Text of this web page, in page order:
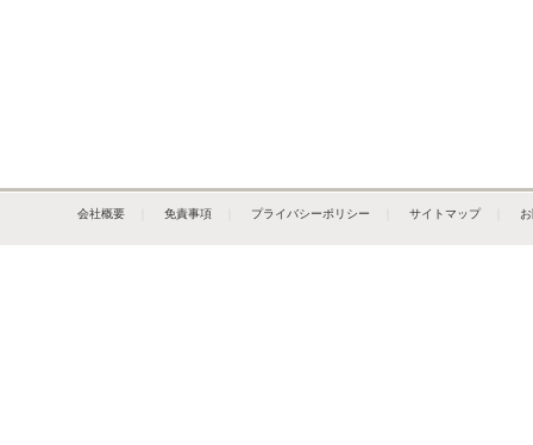
会社概要 免責事項 プライバシーポリシー サイトマップ｜